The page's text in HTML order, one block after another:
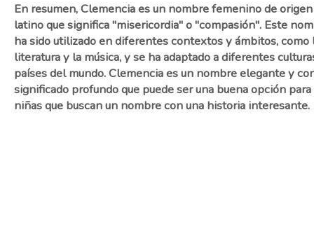
En resumen, Clemencia es un nombre femenino de origen
latino que significa "misericordia" o "compasión". Este
ha sido utilizado en diferentes contextos y ámbitos, como
literatura y la música, y se ha adaptado a diferentes
países del mundo. Clemencia es un nombre elegante y
significado profundo que puede ser una buena opción para
niñas que buscan un nombre con una historia interesante.